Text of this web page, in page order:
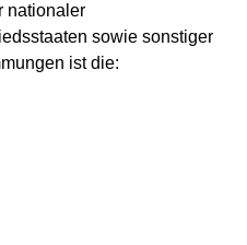
nationaler
sowie sonstiger
ist die: